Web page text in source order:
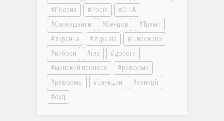
Россия
Росія
США
Саакашвили
Сенцов
Трамп
Украина
Україна
Широкино
вибори
газ
дороги
минский процесс
реформи
реформы
санкции
санкції
суд